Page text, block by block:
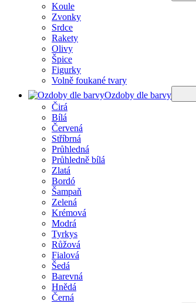
Koule
Zvonky
Srdce
Rakety
Olivy
Špice
Figurky
Volně foukané tvary
Ozdoby dle barvy
Čirá
Bílá
Červená
Stříbrná
Průhledná
Průhledně bílá
Zlatá
Bordó
Šampaň
Zelená
Krémová
Modrá
Tyrkys
Růžová
Fialová
Šedá
Barevná
Hnědá
Černá